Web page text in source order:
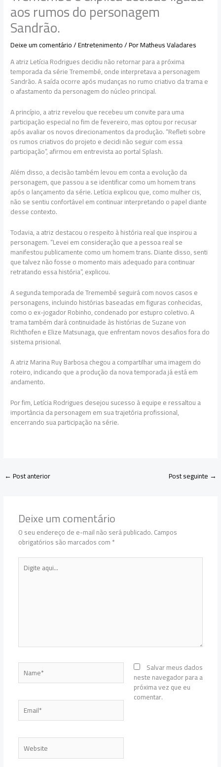
aos rumos do personagem
Sandrão.
Deixe um comentário/Entretenimento/ PorMatheus Valadares
A atriz Letícia Rodrigues decidiu não retornar para a próxima
temporada da série Tremembé, onde interpretava a personagem
Sandrão. A saída ocorre após mudanças no rumo criativo da trama e
o afastamento da personagem do núcleo principal.
A princípio, a atriz revelou que recebeu um convite para uma
participação especial no fim de fevereiro, mas optou por recusar
após avaliar os novos direcionamentos da produção. “Refleti sobre
os rumos criativos do projeto e decidi não seguir com essa
participação”, afirmou em entrevista ao portal Splash.
Além disso, a decisão também levou em conta a evolução da
personagem, que passou a se identificar como um homem trans
após o lançamento da série. Letícia explicou que, como mulher cis,
não se sentiu confortável em continuar interpretando o papel diante
desse contexto.
Todavia, a atriz destacou o respeito à história real que inspirou a
personagem. “Levei em consideração que a pessoa real se
manifestou publicamente como um homem trans. Diante disso, senti
que talvez não fosse o momento mais adequado para continuar
retratando essa história”, explicou.
A segunda temporada de Tremembé seguirá com novos casos e
personagens, incluindo histórias baseadas em figuras conhecidas,
como o ex-jogador Robinho, condenado por estupro coletivo. A
trama também dará continuidade às histórias de Suzane von
Richthofen e Elize Matsunaga, que enfrentam novos desafios fora do
sistema prisional.
A atriz Marina Ruy Barbosa chegou a compartilhar uma imagem do
roteiro, indicando que a produção da nova temporada já está em
andamento.
Por fim, Letícia Rodrigues desejou sucesso à equipe e ressaltou a
importância da personagem em sua trajetória profissional,
encerrando sua participação na série.
←Post anterior Post seguinte →
Deixe um comentário
O seu endereço de e-mail não será publicado.Campos
obrigatórios são marcados com*
Digite
aqui...
Name*
Email*
Website
Salvar meus dados
neste navegador para a
próxima vez que eu
comentar.